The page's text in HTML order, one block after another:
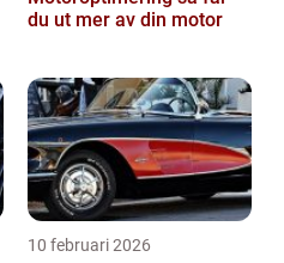
du ut mer av din motor
10 februari 2026